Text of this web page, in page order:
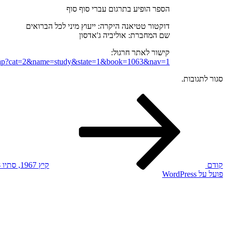
הספר הופיע בתרגום עברי סוף סוף
דוקטור טטיאנה היקרה: ייעוץ מיני לכל הברואים
שם המחברת: אוליביה ג'אדסון
קישור לאתר חרגול:
סגור לתגובות.
קודם קיץ 1967, סתיו 1933
פועל על WordPress